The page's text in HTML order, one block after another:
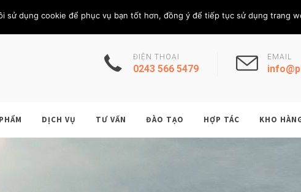
HỆ THÀNH VIÊN Chủ Nhật, 9/8/
ĐIỆN THOẠI
0243 566 5479
EMAIL
DỊCH VỤ TƯ VẤN ĐÀO TẠO HỢP TÁC KHO
sử dụng cookie để phục vụ bạn tốt hơn, đồng ý để tiếp tục sử dụng trang